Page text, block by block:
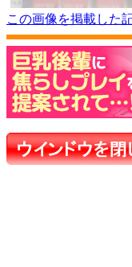
この画像を掲載した